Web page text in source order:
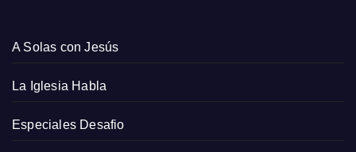
A Solas con Jesús
La Iglesia Habla
Especiales Desafio